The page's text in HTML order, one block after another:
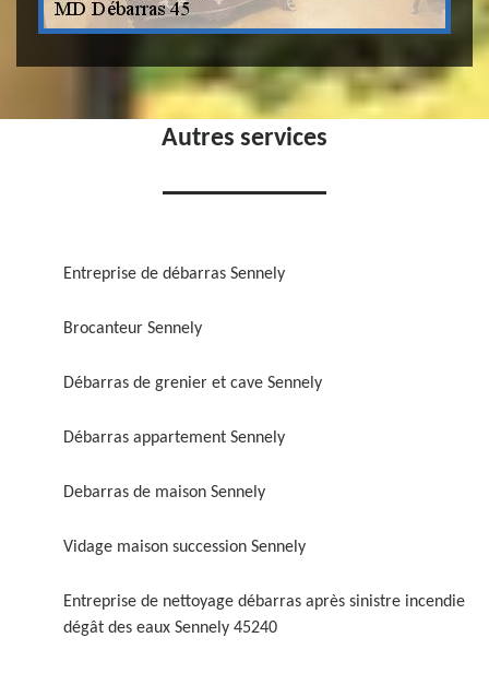
Autres services
Entreprise de débarras Sennely
Brocanteur Sennely
Débarras de grenier et cave Sennely
Débarras appartement Sennely
Debarras de maison Sennely
Vidage maison succession Sennely
Entreprise de nettoyage débarras après sinistre incendie
dégât des eaux Sennely 45240